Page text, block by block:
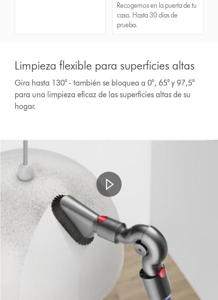
Recogemos en la puerta de tu
casa. Hasta 30 días de
prueba.
Limpieza flexible para superficies altas
Gira hasta 130° - también se bloquea a 0°, 65° y 97,5°
para una limpieza eficaz de las superficies altas de su
hogar.